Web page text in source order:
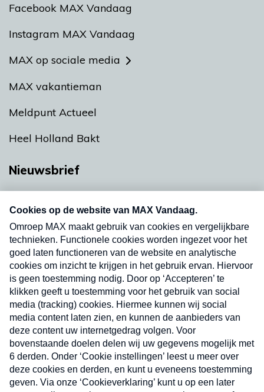
Facebook MAX Vandaag
Instagram MAX Vandaag
MAX op sociale media
MAX vakantieman
Meldpunt Actueel
Heel Holland Bakt
Nieuwsbrief
nieuwsbrief. Elke vrijdag- en dinsdagochtend in
uw mailbox.
Verzend
Nieuwsbrief